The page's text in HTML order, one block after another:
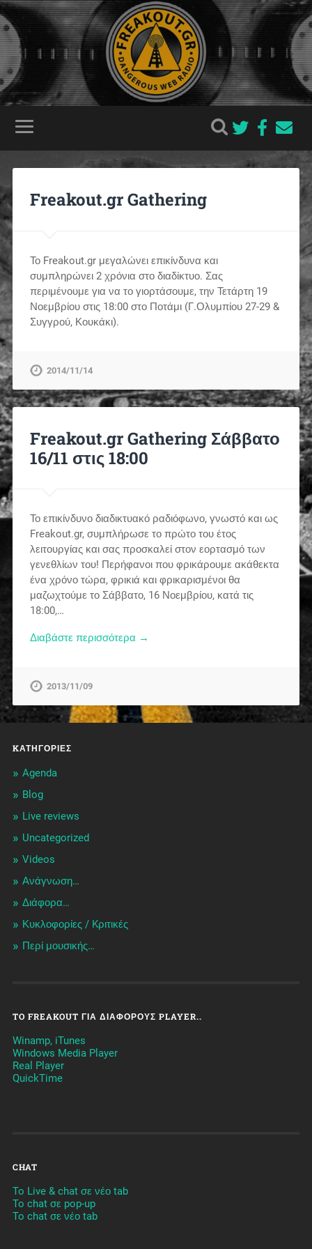
Freakout.gr Gathering
Το Freakout.gr μεγαλώνει επικίνδυνα και
συμπληρώνει 2 χρόνια στο διαδίκτυο. Σας
περιμένουμε για να το γιορτάσουμε, την Τετάρτη 19
Νοεμβρίου στις 18:00 στο Ποτάμι (Γ.Ολυμπίου 27-29 &
Συγγρού, Κουκάκι).
2014/11/14
Freakout.gr Gathering Σάββατο
16/11 στις 18:00
Το επικίνδυνο διαδικτυακό ραδιόφωνο, γνωστό και ως
Freakout.gr, συμπλήρωσε το πρώτο του έτος
λειτουργίας και σας προσκαλεί στον εορτασμό των
γενεθλίων του! Περήφανοι που φρικάρουμε ακάθεκτα
ένα χρόνο τώρα, φρικιά και φρικαρισμένοι θα
μαζωχτούμε το Σάββατο, 16 Νοεμβρίου, κατά τις
18:00,…
Διαβάστε περισσότερα →
2013/11/09
KΑΤΗΓΟΡΊΕΣ
Agenda
Blog
Live reviews
Uncategorized
Videos
Ανάγνωση…
Διάφορα…
Κυκλοφορίες / Kριτικές
Περί μουσικής…
TO FREAKOUT ΓΙΑ ΔΙΆΦΟΡΟΥΣ PLAYER..
Winamp, iTunes
Windows Media Player
Real Player
QuickTime
CHAT
To Live & chat σε νέο tab
To chat σε pop-up
To chat σε νέο tab